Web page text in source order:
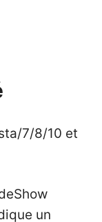
7/8/10 et
un